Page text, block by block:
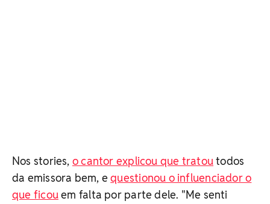
Nos stories, o cantor explicou que tratoutodos
da emissora bem, equestionou o influenciador o
que ficouem falta por parte dele. "Me senti